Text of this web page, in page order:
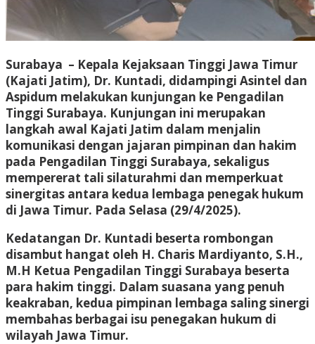
Surabaya – Kepala Kejaksaan Tinggi Jawa Timur
(Kajati Jatim), Dr. Kuntadi, didampingi Asintel dan
Aspidum melakukan kunjungan ke Pengadilan
Tinggi Surabaya. Kunjungan ini merupakan
langkah awal Kajati Jatim dalam menjalin
komunikasi dengan jajaran pimpinan dan hakim
pada Pengadilan Tinggi Surabaya, sekaligus
mempererat tali silaturahmi dan memperkuat
sinergitas antara kedua lembaga penegak hukum
di Jawa Timur. Pada Selasa (29/4/2025).
Kedatangan Dr. Kuntadi beserta rombongan
disambut hangat oleh H. Charis Mardiyanto, S.H.,
M.H Ketua Pengadilan Tinggi Surabaya beserta
para hakim tinggi. Dalam suasana yang penuh
keakraban, kedua pimpinan lembaga saling sinergi
membahas berbagai isu penegakan hukum di
wilayah Jawa Timur.